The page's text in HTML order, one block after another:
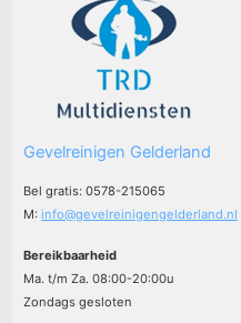
Gevelreinigen Gelderland
Bel gratis: 0578-215065
M:info@gevelreinigengelderland.nl
Bereikbaarheid
Ma. t/m Za. 08:00-20:00u
Zondags gesloten